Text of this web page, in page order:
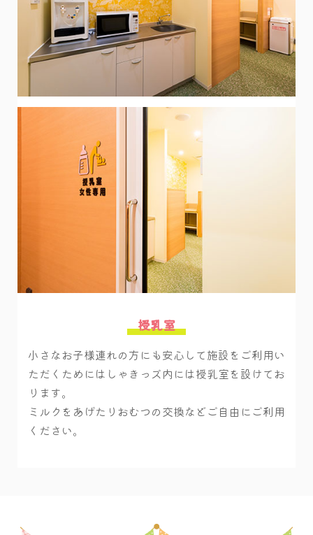
授乳室
小さなお子様連れの方にも安心して施設をご利用い
ただくためにはしゃきっズ内には授乳室を設けてお
ります。
ミルクをあげたりおむつの交換などご自由にご利用
ください。